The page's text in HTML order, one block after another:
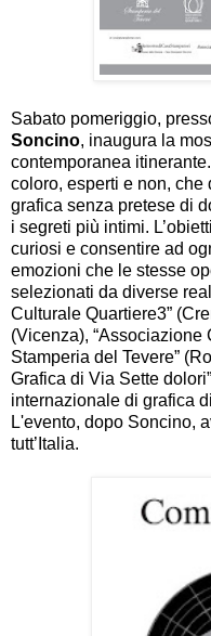
Sabato pomeriggio,
Soncino, inaugura la
contemporanea
coloro, esperti e non, che
grafica senza pretese di
i segreti più intimi.
curiosi e consentire ad
emozioni che le stesse
selezionati da diverse
Culturale Quartiere3”
(Vicenza),
Stamperia del Tevere”
Grafica di Via Sette
internazionale di grafica
L'evento, dopo Soncino,
tutt’Italia.